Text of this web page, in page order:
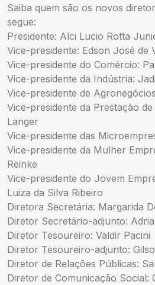
Saiba quem são os novos
segue:
Presidente: Alci Lucio Rotta
Vice-presidente: Edson José de
Vice-presidente do Comércio:
Vice-presidente da Indústria:
Vice-presidente de
Vice-presidente da Prestação
Langer
Vice-presidente das
Vice-presidente da Mulher
Reinke
Vice-presidente do Jovem
Luiza da Silva Ribeiro
Diretora Secretária: Margarida
Diretor Secretário-adjunto:
Diretor Tesoureiro: Valdir Pacini
Diretor Tesoureiro-adjunto:
Diretor de Relações Públicas:
Diretor de Comunicação Social: